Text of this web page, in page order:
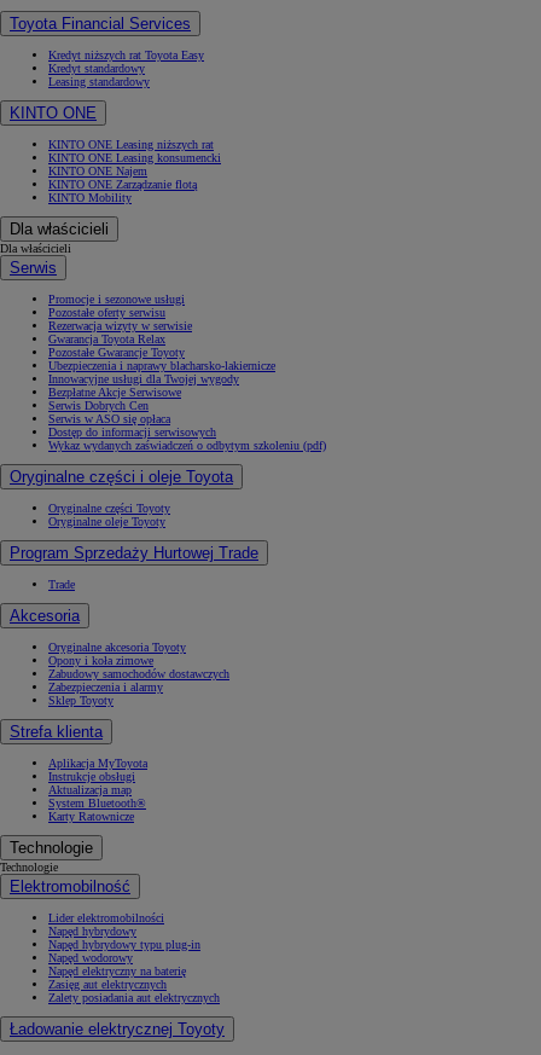
Toyota Financial Services
Kredyt niższych rat Toyota Easy
Kredyt standardowy
Leasing standardowy
KINTO ONE
KINTO ONE Leasing niższych rat
KINTO ONE Leasing konsumencki
KINTO ONE Najem
KINTO ONE Zarządzanie flotą
KINTO Mobility
Dla właścicieli
Dla właścicieli
Serwis
Promocje i sezonowe usługi
Pozostałe oferty serwisu
Rezerwacja wizyty w serwisie
Gwarancja Toyota Relax
Pozostałe Gwarancje Toyoty
Ubezpieczenia i naprawy blacharsko-lakiernicze
Innowacyjne usługi dla Twojej wygody
Bezpłatne Akcje Serwisowe
Serwis Dobrych Cen
Serwis w ASO się opłaca
Dostęp do informacji serwisowych
Wykaz wydanych zaświadczeń o odbytym szkoleniu (pdf)
Oryginalne części i oleje Toyota
Oryginalne części Toyoty
Oryginalne oleje Toyoty
Program Sprzedaży Hurtowej Trade
Trade
Akcesoria
Oryginalne akcesoria Toyoty
Opony i koła zimowe
Zabudowy samochodów dostawczych
Zabezpieczenia i alarmy
Sklep Toyoty
Strefa klienta
Aplikacja MyToyota
Instrukcje obsługi
Aktualizacja map
System Bluetooth®
Karty Ratownicze
Technologie
Technologie
Elektromobilność
Lider elektromobilności
Napęd hybrydowy
Napęd hybrydowy typu plug-in
Napęd wodorowy
Napęd elektryczny na baterię
Zasięg aut elektrycznych
Zalety posiadania aut elektrycznych
Ładowanie elektrycznej Toyoty